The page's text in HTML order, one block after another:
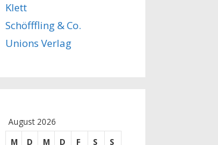
Klett
Schöfffling & Co.
Unions Verlag
August 2026
M
D M D F S
S